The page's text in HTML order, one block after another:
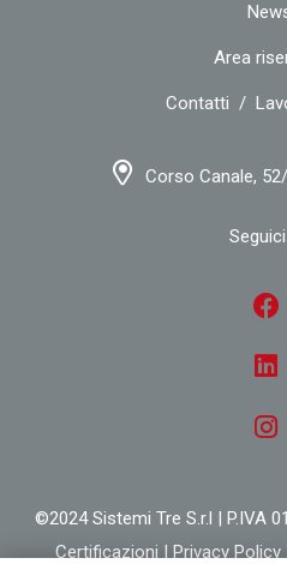
Area
Contatti /
Corso Canale,
©2024 Sistemi Tre S.r.l | P.IVA
Certificazioni | Privacy Policy